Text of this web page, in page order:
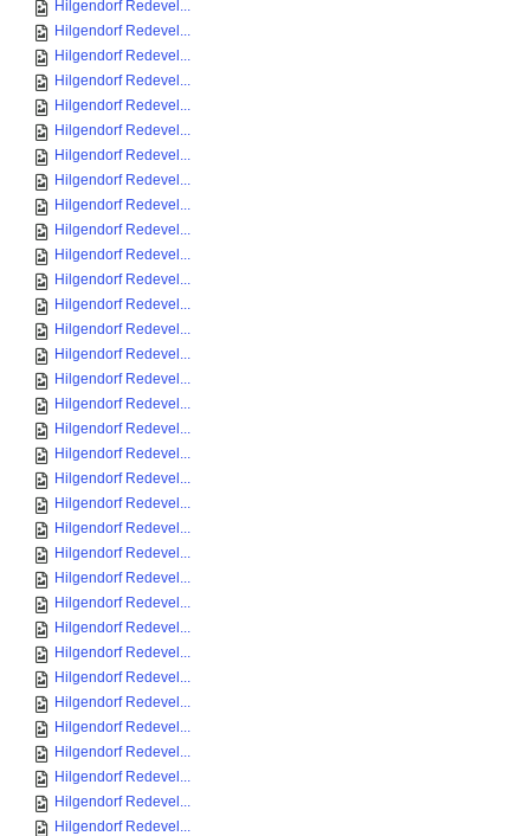
Hilgendorf Redevel...
Hilgendorf Redevel...
Hilgendorf Redevel...
Hilgendorf Redevel...
Hilgendorf Redevel...
Hilgendorf Redevel...
Hilgendorf Redevel...
Hilgendorf Redevel...
Hilgendorf Redevel...
Hilgendorf Redevel...
Hilgendorf Redevel...
Hilgendorf Redevel...
Hilgendorf Redevel...
Hilgendorf Redevel...
Hilgendorf Redevel...
Hilgendorf Redevel...
Hilgendorf Redevel...
Hilgendorf Redevel...
Hilgendorf Redevel...
Hilgendorf Redevel...
Hilgendorf Redevel...
Hilgendorf Redevel...
Hilgendorf Redevel...
Hilgendorf Redevel...
Hilgendorf Redevel...
Hilgendorf Redevel...
Hilgendorf Redevel...
Hilgendorf Redevel...
Hilgendorf Redevel...
Hilgendorf Redevel...
Hilgendorf Redevel...
Hilgendorf Redevel...
Hilgendorf Redevel...
Hilgendorf Redevel...